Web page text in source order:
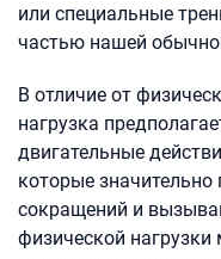
или специальные
частью нашей
В отличие от
нагрузка
двигательные
которые
сокращений и
физической нагрузки